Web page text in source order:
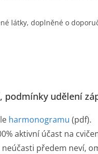
látky, doplněné o
podmínky udělení
harmonogramu (pdf).
aktivní účast na
neúčasti předem neví,